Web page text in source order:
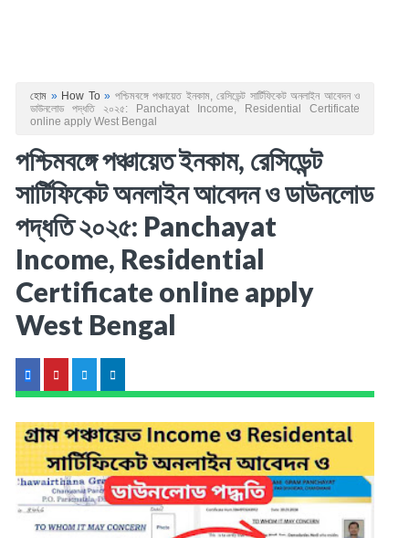
হোম » How To» পশ্চিমবঙ্গে পঞ্চায়েত ইনকাম, রেসিডেন্ট সার্টিফিকেট অনলাইন আবেদন ও
ডাউনলোড পদ্ধতি ২০২৫: Panchayat Income, Residential Certificate
online apply West Bengal
পশ্চিমবঙ্গে পঞ্চায়েত ইনকাম, রেসিডেন্ট
সার্টিফিকেট অনলাইন আবেদন ও ডাউনলোড
পদ্ধতি ২০২৫: Panchayat
Income, Residential
Certificate online apply
West Bengal